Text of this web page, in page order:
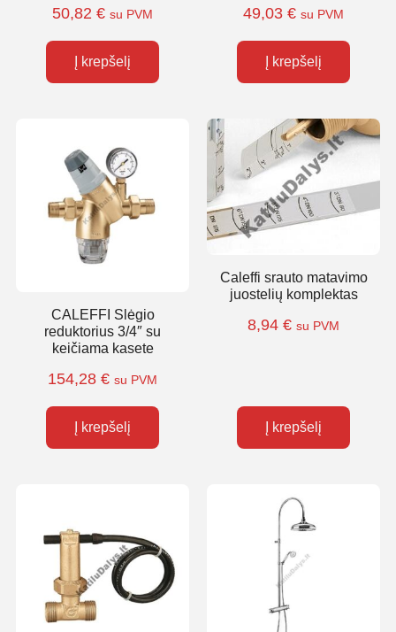
50,82 € su PVM
Į krepšelį
49,03 € su PVM
Į krepšelį
CALEFFI Slėgio
reduktorius 3/4″ su
keičiama kasete
154,28 € su PVM
Į krepšelį
Caleffi srauto matavimo
juostelių komplektas
8,94 € su PVM
Į krepšelį